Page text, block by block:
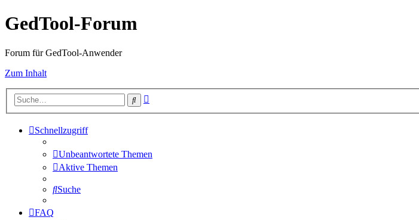
GedTool-Forum
Forum für GedTool-Anwender
Zum Inhalt
Suche
Schnellzugriff
Unbeantwortete Themen
Aktive Themen
Suche
FAQ